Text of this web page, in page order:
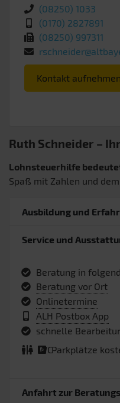
(08250) 1033
(0170) 2827891
(08250) 997311
Kontakt aufnehmen
Ruth Schneider –
Lohnsteuerhilfe
Spaß mit Zahlen und
Ausbildung und
Service und
Beratung in
Beratung vor Ort
Onlinetermine
ALH Postbox App
schnelle
WCParkplätze
Anfahrt zur